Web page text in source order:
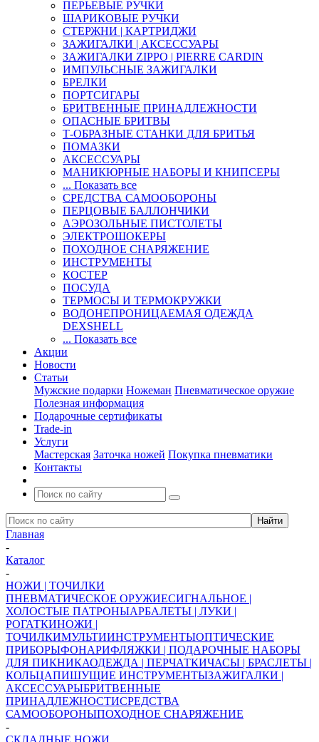
ПЕРЬЕВЫЕ РУЧКИ
ШАРИКОВЫЕ РУЧКИ
СТЕРЖНИ | КАРТРИДЖИ
ЗАЖИГАЛКИ | АКСЕССУАРЫ
ЗАЖИГАЛКИ ZIPPO | PIERRE CARDIN
ИМПУЛЬСНЫЕ ЗАЖИГАЛКИ
БРЕЛКИ
ПОРТСИГАРЫ
БРИТВЕННЫЕ ПРИНАДЛЕЖНОСТИ
ОПАСНЫЕ БРИТВЫ
Т-ОБРАЗНЫЕ СТАНКИ ДЛЯ БРИТЬЯ
ПОМАЗКИ
АКСЕССУАРЫ
МАНИКЮРНЫЕ НАБОРЫ И КНИПСЕРЫ
... Показать все
СРЕДСТВА САМООБОРОНЫ
ПЕРЦОВЫЕ БАЛЛОНЧИКИ
АЭРОЗОЛЬНЫЕ ПИСТОЛЕТЫ
ЭЛЕКТРОШОКЕРЫ
ПОХОДНОЕ СНАРЯЖЕНИЕ
ИНСТРУМЕНТЫ
КОСТЕР
ПОСУДА
ТЕРМОСЫ И ТЕРМОКРУЖКИ
ВОДОНЕПРОНИЦАЕМАЯ ОДЕЖДА
DEXSHELL
... Показать все
Акции
Новости
Статьи
Мужские подарки Ножеман Пневматическое оружие
Полезная информация
Подарочные сертификаты
Trade-in
Услуги
Мастерская Заточка ножей Покупка пневматики
Контакты
Главная
-
Каталог
-
НОЖИ | ТОЧИЛКИ
ПНЕВМАТИЧЕСКОЕ ОРУЖИЕСИГНАЛЬНОЕ |
ХОЛОСТЫЕ ПАТРОНЫАРБАЛЕТЫ | ЛУКИ |
РОГАТКИНОЖИ |
ТОЧИЛКИМУЛЬТИИНСТРУМЕНТЫОПТИЧЕСКИЕ
ПРИБОРЫФОНАРИФЛЯЖКИ | ПОДАРОЧНЫЕ НАБОРЫ
ДЛЯ ПИКНИКАОДЕЖДА | ПЕРЧАТКИЧАСЫ | БРАСЛЕТЫ |
КОЛЬЦАПИШУЩИЕ ИНСТРУМЕНТЫЗАЖИГАЛКИ |
АКСЕССУАРЫБРИТВЕННЫЕ
ПРИНАДЛЕЖНОСТИСРЕДСТВА
САМООБОРОНЫПОХОДНОЕ СНАРЯЖЕНИЕ
-
СКЛАДНЫЕ НОЖИ